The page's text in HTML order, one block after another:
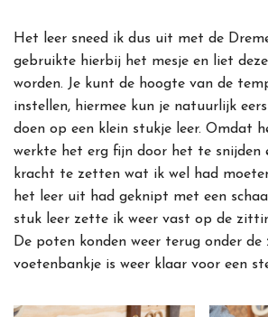
Het leer sneed ik dus uit met de
gebruikte hierbij het mesje en liet
worden. Je kunt de hoogte van de
instellen, hiermee kun je natuurlijk
doen op een klein stukje leer. Omdat
werkte het erg fijn door het te snijden
kracht te zetten wat ik wel had
het leer uit had geknipt met een
stuk leer zette ik weer vast op de
De poten konden weer terug onder
voetenbankje is weer klaar voor een